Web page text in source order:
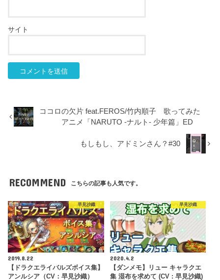
サイト
ココロの欠片 feat.FEROS/竹内順子 歌ってみた
アニメ「NARUTO -ナルト- 少年篇」ED
もしもし、アドミンさん？#30
RECOMMEND こちらの記事も人気です。
早見沙織
2019.8.22
【ドラクエライバルズボイス集】
アンルシア（CV：早見沙織）
早見沙織
2020.4.2
【ダンメモ】リュー キャラクエ
集 湿布を求めて (CV : 早見沙織)